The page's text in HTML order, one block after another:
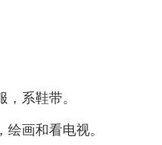
系鞋带。
画和看电视。